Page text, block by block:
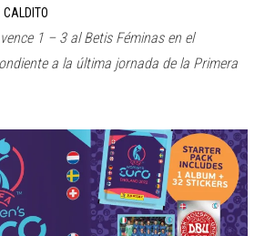
1 – 3 al Betis Féminas en el
a la última jornada de la Primera